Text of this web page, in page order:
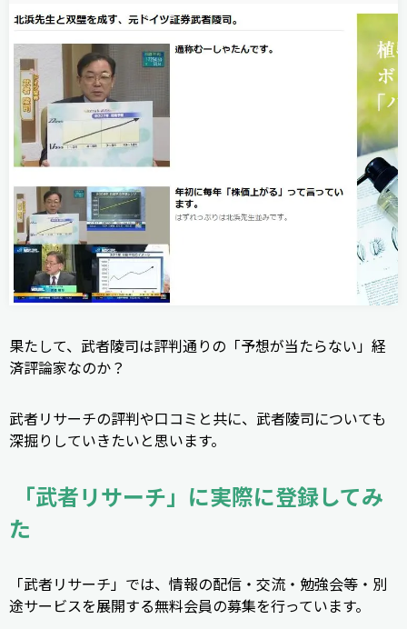
果たして、武者陵司は評判通りの「予想が当たらない」経
済評論家なのか？
武者リサーチの評判や口コミと共に、武者陵司についても
深掘りしていきたいと思います。
「武者リサーチ」に実際に登録してみ
た
「武者リサーチ」では、情報の配信・交流・勉強会等・別
途サービスを展開する無料会員の募集を行っています。